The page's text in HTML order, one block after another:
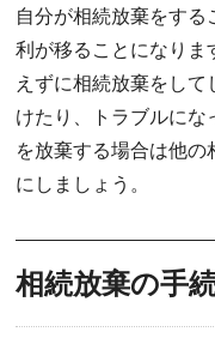
自分が相続放棄をす
利が移ることになりま
えずに相続放棄をし
けたり、トラブルに
を放棄する場合は他の
にしましょう。
相続放棄の手